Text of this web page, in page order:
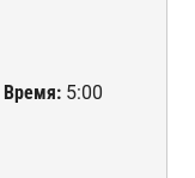
Время:5:00